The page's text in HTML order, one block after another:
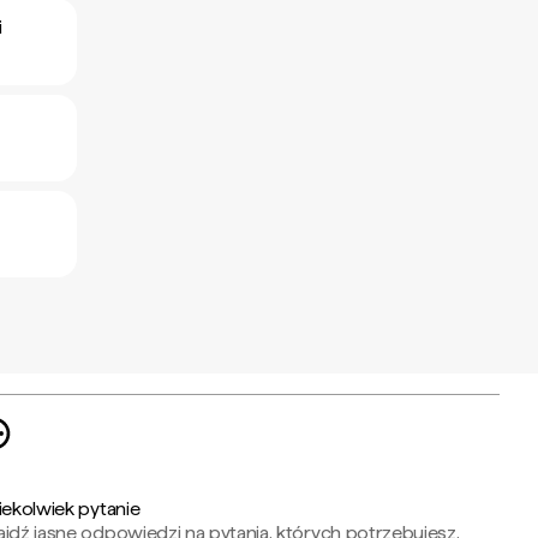
pytanie
jasne odpowiedzi na pytania, których potrzebujesz,